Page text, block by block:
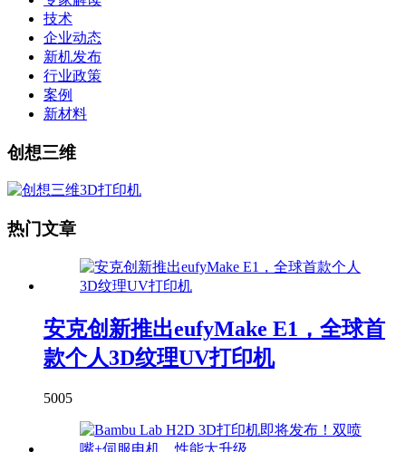
技术
企业动态
新机发布
行业政策
案例
新材料
创想三维
热门文章
安克创新推出eufyMake E1，全球首
款个人3D纹理UV打印机
5005